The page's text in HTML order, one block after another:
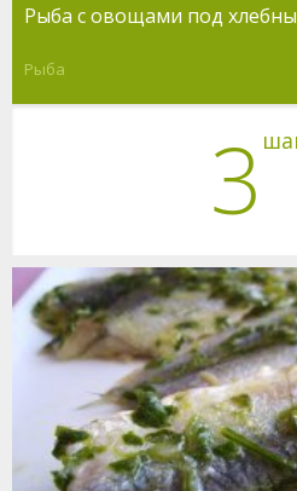
Рыба с овощами под
Рыба
3